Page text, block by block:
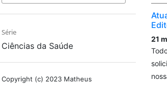
Série
Ciências da Saúde
Copyright (c) 2023 Matheus
21